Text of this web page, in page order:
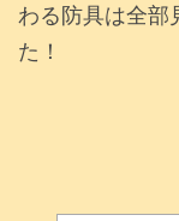
わる防具は全部
た！